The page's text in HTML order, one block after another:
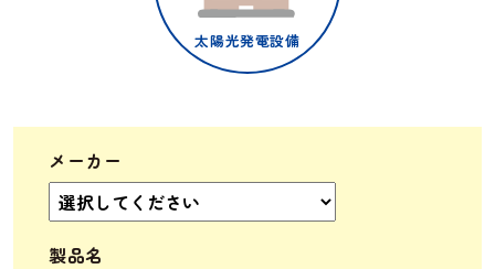
太陽光発電設備
メーカー
製品名